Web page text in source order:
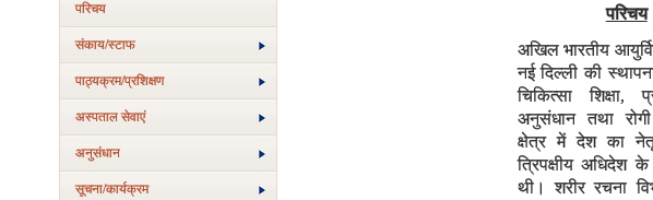
परिचय
संकाय/स्‍टाफ
पाठ्यक्रम/प्रशिक्षण
अस्‍पताल सेवाएं
अनुसंधान
सूचना/कार्यक्रम
परिचय
अखिल भारतीय
नई दिल्ली की
चिकित्सा शिक्षा,
अनुसंधान तथा
क्षेत्र में देश का
त्रिपक्षीय अधिदेश
थी। शरीर रचना